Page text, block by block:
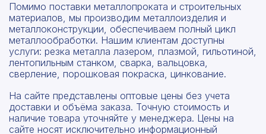
Помимо поставки металлопроката и строительных
материалов, мы производим металлоизделия и
металлоконструкции, обеспечиваем полный цикл
металлообработки. Нашим клиентам доступны
услуги: резка металла лазером, плазмой, гильотиной,
лентопильным станком, сварка, вальцовка,
сверление, порошковая покраска, цинкование.
На сайте представлены оптовые цены без учета
доставки и объёма заказа. Точную стоимость и
наличие товара уточняйте у менеджера. Цены на
сайте носят исключительно информационный